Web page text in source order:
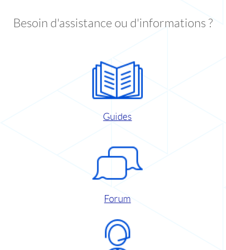
Besoin d'assistance ou d'informations ?
Guides
Forum